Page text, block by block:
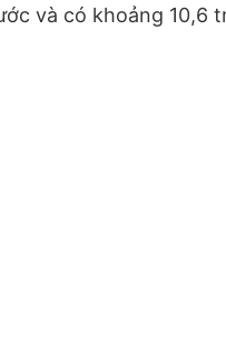
và có khoảng 10,6